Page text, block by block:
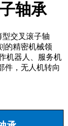
轴承
交叉滚子轴
的精密机械领
机器人、服务机
件，无人机转向